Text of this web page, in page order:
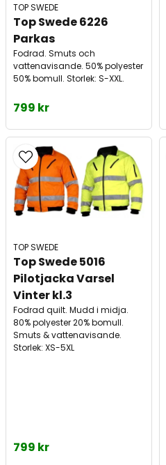
TOP SWEDE
Top Swede 6226
Parkas
Fodrad. Smuts och
vattenavisande. 50% polyester
50% bomull. Storlek: S-XXL.
799 kr
TOP SWEDE
Top Swede 5016
Pilotjacka Varsel
Vinter kl.3
Fodrad quilt. Mudd i midja.
80% polyester 20% bomull.
Smuts & vattenavisande.
Storlek: XS-5XL
799 kr